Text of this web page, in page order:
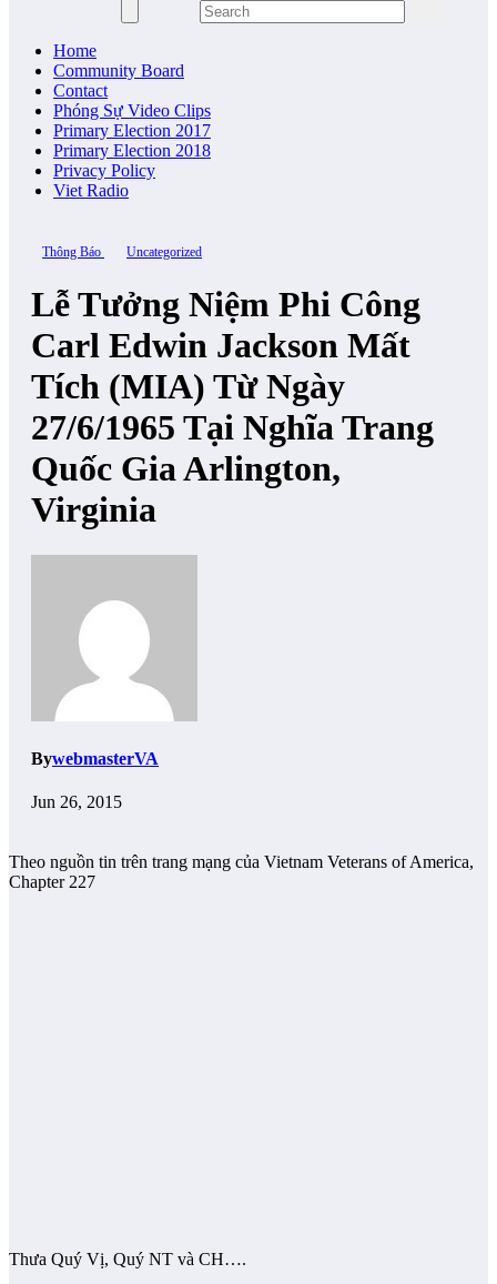
Home
Community Board
Contact
Phóng Sự Video Clips
Primary Election 2017
Primary Election 2018
Privacy Policy
Viet Radio
Thông Báo Uncategorized
Lễ Tưởng Niệm Phi Công
Carl Edwin Jackson Mất
Tích (MIA) Từ Ngày
27/6/1965 Tại Nghĩa Trang
Quốc Gia Arlington,
Virginia
BywebmasterVA
Jun 26, 2015
Theo nguồn tin trên trang mạng của Vietnam Veterans of America,
Chapter 227
Thưa Quý Vị, Quý NT và CH….